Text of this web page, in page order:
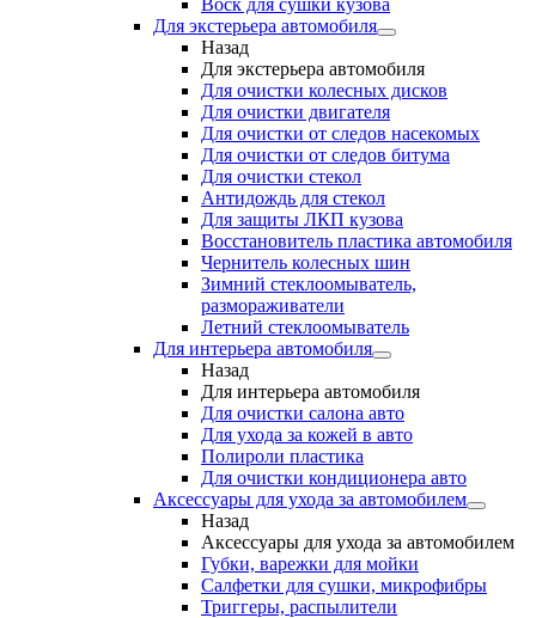
Воск для сушки кузова
Для экстерьера автомобиля
Назад
Для экстерьера автомобиля
Для очистки колесных дисков
Для очистки двигателя
Для очистки от следов насекомых
Для очистки от следов битума
Для очистки стекол
Антидождь для стекол
Для защиты ЛКП кузова
Восстановитель пластика автомобиля
Чернитель колесных шин
Зимний стеклоомыватель,
размораживатели
Летний стеклоомыватель
Для интерьера автомобиля
Назад
Для интерьера автомобиля
Для очистки салона авто
Для ухода за кожей в авто
Полироли пластика
Для очистки кондиционера авто
Аксессуары для ухода за автомобилем
Назад
Аксессуары для ухода за автомобилем
Губки, варежки для мойки
Салфетки для сушки, микрофибры
Триггеры, распылители